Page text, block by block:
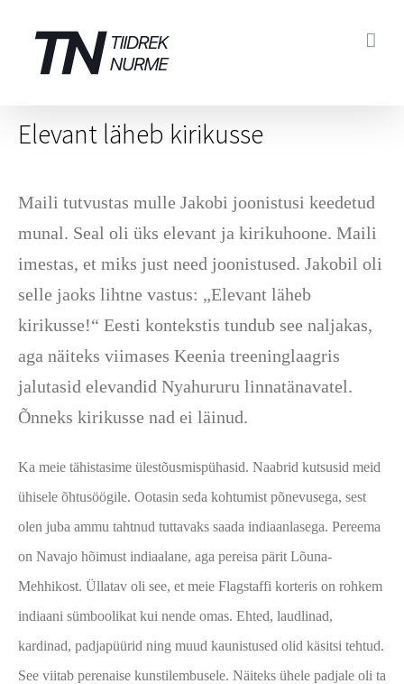
content
Elevant läheb kirikusse
Maili tutvustas mulle Jakobi joonistusi keedetud
munal. Seal oli üks elevant ja kirikuhoone. Maili
imestas, et miks just need joonistused. Jakobil oli
selle jaoks lihtne vastus: „Elevant läheb
kirikusse!“ Eesti kontekstis tundub see naljakas,
aga näiteks viimases Keenia treeninglaagris
jalutasid elevandid Nyahururu linnatänavatel.
Õnneks kirikusse nad ei läinud.
Ka meie tähistasime ülestõusmispühasid. Naabrid kutsusid meid
ühisele õhtusöögile. Ootasin seda kohtumist põnevusega, sest
olen juba ammu tahtnud tuttavaks saada indiaanlasega. Pereema
on Navajo hõimust indiaalane, aga pereisa pärit Lõuna-
Mehhikost. Üllatav oli see, et meie Flagstaffi korteris on rohkem
indiaani sümboolikat kui nende omas. Ehted, laudlinad,
kardinad, padjapüürid ning muud kaunistused olid käsitsi tehtud.
See viitab perenaise kunstilembusele. Näiteks ühele padjale oli ta